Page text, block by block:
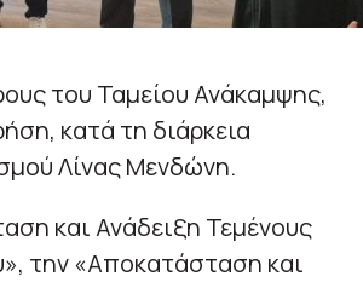
του Ταμείου Ανάκαμψης,
κατά τη διάρκεια
Λίνας Μενδώνη.
και Ανάδειξη Τεμένους
την «Αποκατάσταση και